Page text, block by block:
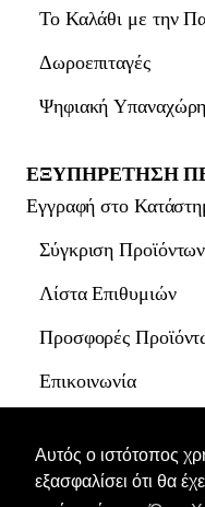
Αυτός ο ιστότοπος
εξασφαλίσει ότι θα
Το Καλάθι με την
Δωροεπιταγές
Ψηφιακή
ΕΞΥΠΗΡΕΤΗΣΗ
Εγγραφή στο
Σύγκριση Προϊόντων
Λίστα Επιθυμιών
Προσφορές
Επικοινωνία